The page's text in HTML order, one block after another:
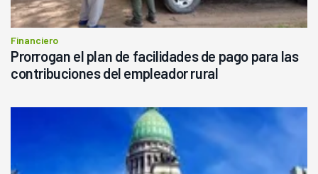
Financiero
Prorrogan el plan de facilidades de pago para las
contribuciones del empleador rural